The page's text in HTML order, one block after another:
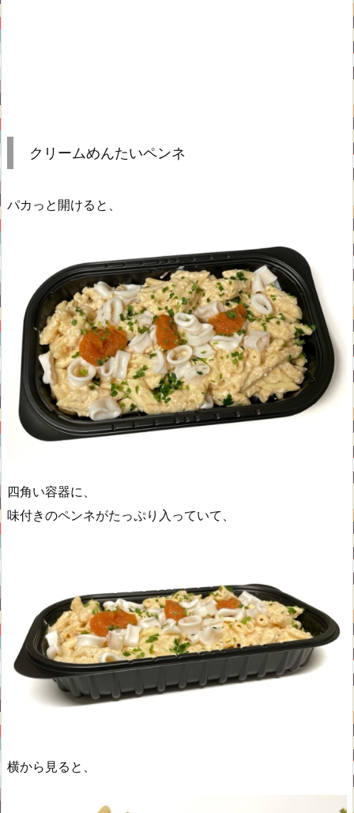
クリームめんたいペンネ
パカっと開けると、
四角い容器に、
味付きのペンネがたっぷり入っていて、
横から見ると、